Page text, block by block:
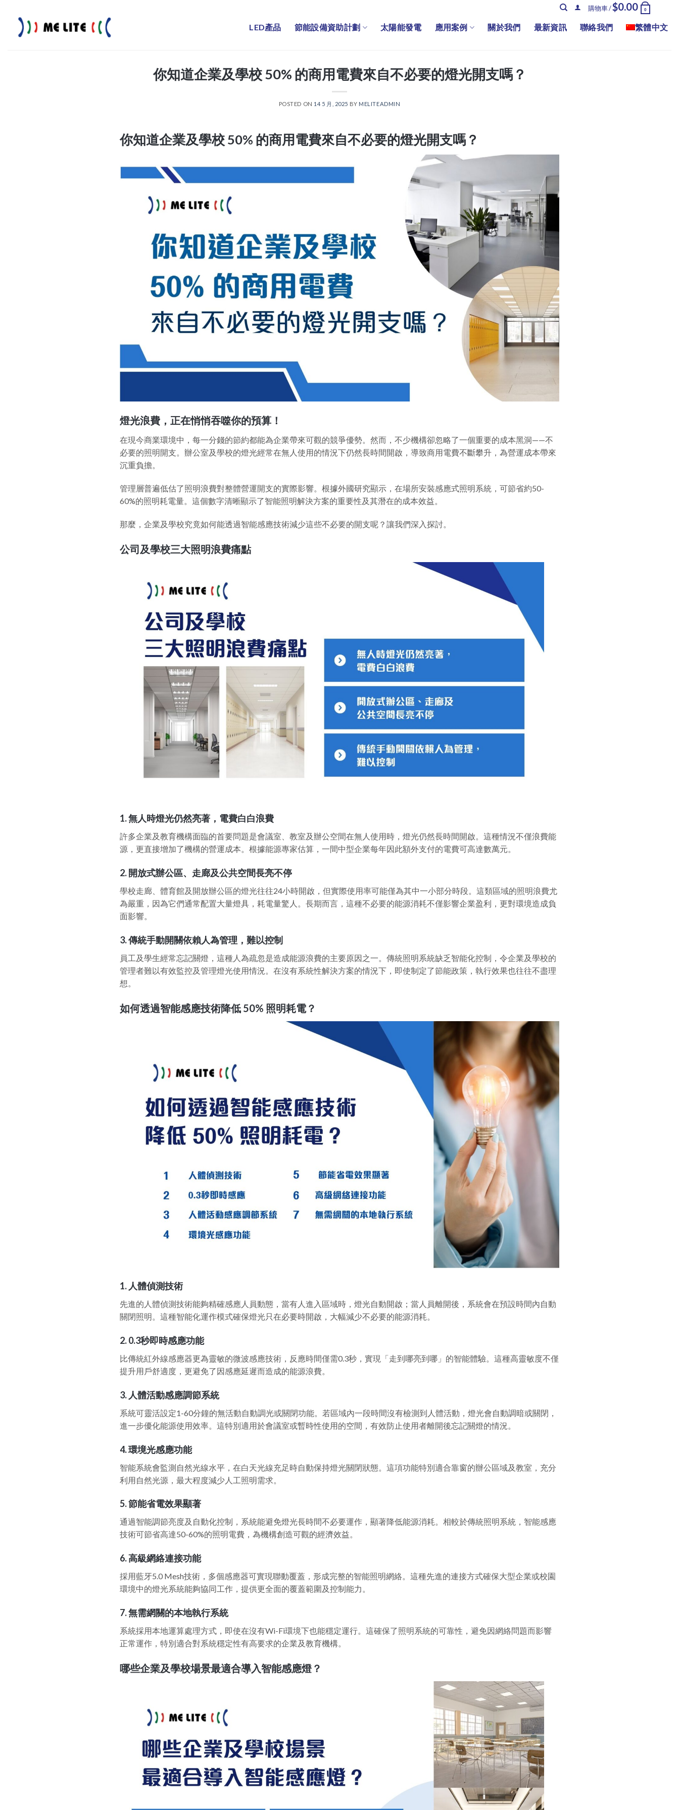
content
購物車 /$0.00 0
LED產品 節能設備資助計劃 太陽能發電 應用案例 關於我們 最新資訊 聯絡我們 繁體中文
你知道企業及學校 50% 的商用電費來自不必要的燈光開支嗎？
POSTED ON 14 5 月, 2025 BY MELITEADMIN
你知道企業及學校 50% 的商用電費來自不必要的燈光開支嗎？
燈光浪費，正在悄悄吞噬你的預算！
在現今商業環境中，每一分錢的節約都能為企業帶來可觀的競爭優勢。然而，不少機構卻忽略了一個重要的成本黑洞——不
必要的照明開支。辦公室及學校的燈光經常在無人使用的情況下仍然長時間開啟，導致商用電費不斷攀升，為營運成本帶來
沉重負擔。
管理層普遍低估了照明浪費對整體營運開支的實際影響。根據外國研究顯示，在場所安裝感應式照明系統，可節省約50-
60%的照明耗電量。這個數字清晰顯示了智能照明解決方案的重要性及其潛在的成本效益。
那麼，企業及學校究竟如何能透過智能感應技術減少這些不必要的開支呢？讓我們深入探討。
公司及學校三大照明浪費痛點
1.無人時燈光仍然亮著，電費白白浪費
許多企業及教育機構面臨的首要問題是會議室、教室及辦公空間在無人使用時，燈光仍然長時間開啟。這種情況不僅浪費能
源，更直接增加了機構的營運成本。根據能源專家估算，一間中型企業每年因此額外支付的電費可高達數萬元。
2.開放式辦公區、走廊及公共空間長亮不停
學校走廊、體育館及開放辦公區的燈光往往24小時開啟，但實際使用率可能僅為其中一小部分時段。這類區域的照明浪費尤
為嚴重，因為它們通常配置大量燈具，耗電量驚人。長期而言，這種不必要的能源消耗不僅影響企業盈利，更對環境造成負
面影響。
3.傳統手動開關依賴人為管理，難以控制
員工及學生經常忘記關燈，這種人為疏忽是造成能源浪費的主要原因之一。傳統照明系統缺乏智能化控制，令企業及學校的
管理者難以有效監控及管理燈光使用情況。在沒有系統性解決方案的情況下，即使制定了節能政策，執行效果也往往不盡理
想。
如何透過智能感應技術降低 50% 照明耗電？
1. 人體偵測技術
先進的人體偵測技術能夠精確感應人員動態，當有人進入區域時，燈光自動開啟；當人員離開後，系統會在預設時間內自動
關閉照明。這種智能化運作模式確保燈光只在必要時開啟，大幅減少不必要的能源消耗。
2.0.3秒即時感應功能
比傳統紅外線感應器更為靈敏的微波感應技術，反應時間僅需0.3秒，實現「走到哪亮到哪」的智能體驗。這種高靈敏度不僅
提升用戶舒適度，更避免了因感應延遲而造成的能源浪費。
3. 人體活動感應調節系統
系統可靈活設定1-60分鐘的無活動自動調光或關閉功能。若區域內一段時間沒有檢測到人體活動，燈光會自動調暗或關閉，
進一步優化能源使用效率。這特別適用於會議室或暫時性使用的空間，有效防止使用者離開後忘記關燈的情況。
4.環境光感應功能
智能系統會監測自然光線水平，在白天光線充足時自動保持燈光關閉狀態。這項功能特別適合靠窗的辦公區域及教室，充分
利用自然光源，最大程度減少人工照明需求。
5.節能省電效果顯著
通過智能調節亮度及自動化控制，系統能避免燈光長時間不必要運作，顯著降低能源消耗。相較於傳統照明系統，智能感應
技術可節省高達50-60%的照明電費，為機構創造可觀的經濟效益。
6.高級網絡連接功能
採用藍牙5.0 Mesh技術，多個感應器可實現聯動覆蓋，形成完整的智能照明網絡。這種先進的連接方式確保大型企業或校園
環境中的燈光系統能夠協同工作，提供更全面的覆蓋範圍及控制能力。
7.無需網關的本地執行系統
系統採用本地運算處理方式，即使在沒有Wi-Fi環境下也能穩定運行。這確保了照明系統的可靠性，避免因網絡問題而影響
正常運作，特別適合對系統穩定性有高要求的企業及教育機構。
哪些企業及學校場景最適合導入智能感應燈？